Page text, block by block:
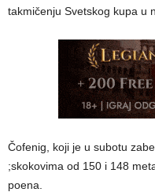
takmičenju Svetskog kupa u
Čofenig, koji je u subotu
;skokovima od 150 i 148
poena.